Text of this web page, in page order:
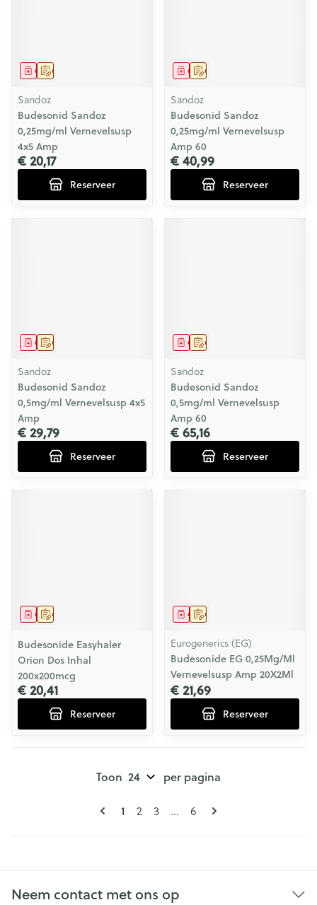
Op voorschrift
Geneesmiddel
Sandoz
Budesonid Sandoz
0,25mg/ml Vernevelsusp
4x5 Amp
€ 20,17
Reserveer
Op voorschrift
Geneesmiddel
Sandoz
Budesonid Sandoz
0,25mg/ml Vernevelsusp
Amp 60
€ 40,99
Reserveer
Op voorschrift
Geneesmiddel
Sandoz
Budesonid Sandoz
0,5mg/ml Vernevelsusp 4x5
Amp
€ 29,79
Reserveer
Op voorschrift
Geneesmiddel
Sandoz
Budesonid Sandoz
0,5mg/ml Vernevelsusp
Amp 60
€ 65,16
Reserveer
Op voorschrift
Geneesmiddel
Budesonide Easyhaler
Orion Dos Inhal
200x200mcg
€ 20,41
Reserveer
Op voorschrift
Geneesmiddel
Eurogenerics (EG)
Budesonide EG 0,25Mg/Ml
Vernevelsusp Amp 20X2Ml
€ 21,69
Reserveer
Pagina's
U lees momenteel pagina
1 Pagina
2 Pagina
3 ... Pagina
6
Toon per pagina
Neem contact met ons op